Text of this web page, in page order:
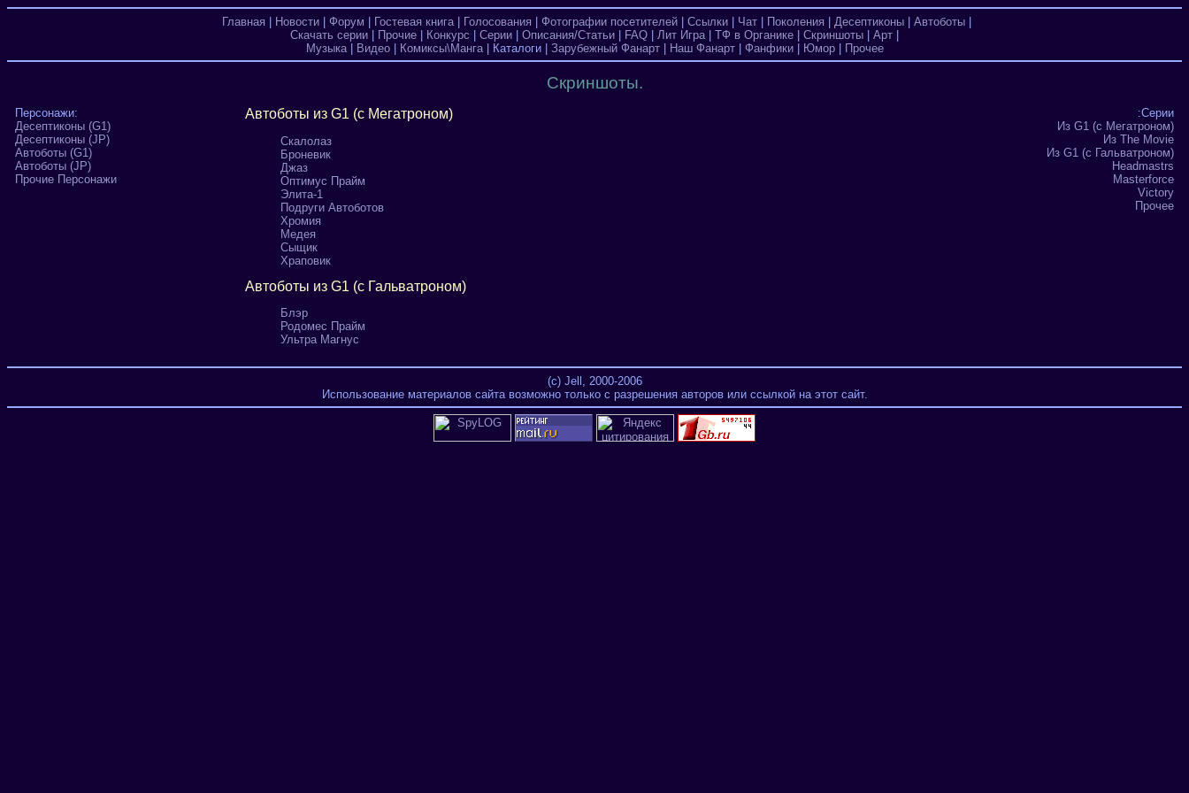
Главная | Новости | Форум | Гостевая книга | Голосования | Фотографии посетителей | Ссылки | Чат | Поколения | Десептиконы | Автоботы |
Скачать серии | Прочие | Конкурс | Серии | Описания/Статьи | FAQ | Лит Игра | ТФ в Органике | Скриншоты | Арт |
Музыка| Видео| Комиксы\Манга| Каталоги | Зарубежный Фанарт| Наш Фанарт| Фанфики| Юмор| Прочее
Скриншоты.
Персонажи:
Десептиконы (G1)
Десептиконы (JP)
Автоботы (G1)
Автоботы (JP)
Прочие Персонажи
Автоботы из G1 (с Мегатроном)
Скалолаз
Броневик
Джаз
Оптимус Прайм
Элита-1
Подруги Автоботов
Хромия
Медея
Сыщик
Храповик
Автоботы из G1 (с Гальватроном)
Блэр
Родомес Прайм
Ультра Магнус
:Серии
Из G1 (с Мегатроном)
Из The Movie
Из G1 (с Гальватроном)
Headmastrs
Masterforce
Victory
Прочее
(c) Jell, 2000-2006
Использование материалов сайта возможно только с разрешения авторов или ссылкой на этот сайт.